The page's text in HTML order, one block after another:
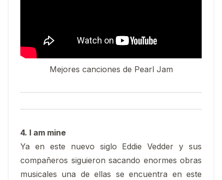
Mejores canciones de Pearl Jam
4. I am mine
Ya en este nuevo siglo Eddie Vedder y sus
compañeros siguieron sacando enormes obras
musicales una de ellas se encuentra en este